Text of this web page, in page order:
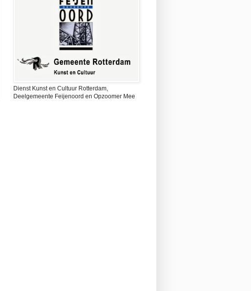
Dienst Kunst en Cultuur Rotterdam,
Deelgemeente Feijenoord en Opzoomer Mee